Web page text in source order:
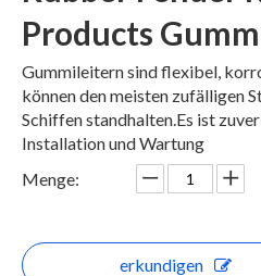
Products
Gummileitern sind flexibel,
können den meisten zufälligen
Schiffen standhalten.Es ist
Installation und Wartung
Menge:
erkundigen